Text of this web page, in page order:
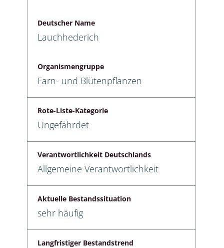
Deutscher Name
Lauchhederich
Organismengruppe
Farn- und Blütenpflanzen
Rote-Liste-Kategorie
Ungefährdet
Verantwortlichkeit Deutschlands
Allgemeine Verantwortlichkeit
Aktuelle Bestandssituation
sehr häufig
Langfristiger Bestandstrend